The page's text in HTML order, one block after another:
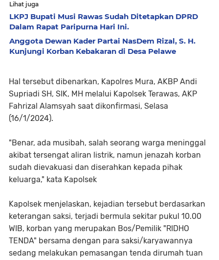
Lihat juga
LKPJ Bupati Musi Rawas Sudah Ditetapkan DPRD
Dalam Rapat Paripurna Hari Ini.
Anggota Dewan Kader Partai NasDem Rizal, S. H.
Kunjungi Korban Kebakaran di Desa Pelawe
Hal tersebut dibenarkan, Kapolres Mura, AKBP Andi
Supriadi SH, SIK, MH melalui Kapolsek Terawas, AKP
Fahrizal Alamsyah saat dikonfirmasi, Selasa
(16/1/2024).
"Benar, ada musibah, salah seorang warga meninggal
akibat tersengat aliran listrik, namun jenazah korban
sudah dievakuasi dan diserahkan kepada pihak
keluarga," kata Kapolsek
Kapolsek menjelaskan, kejadian tersebut berdasarkan
keterangan saksi, terjadi bermula sekitar pukul 10.00
WIB, korban yang merupakan Bos/Pemilik "RIDHO
TENDA" bersama dengan para saksi/karyawannya
sedang melakukan pemasangan tenda dirumah tuan